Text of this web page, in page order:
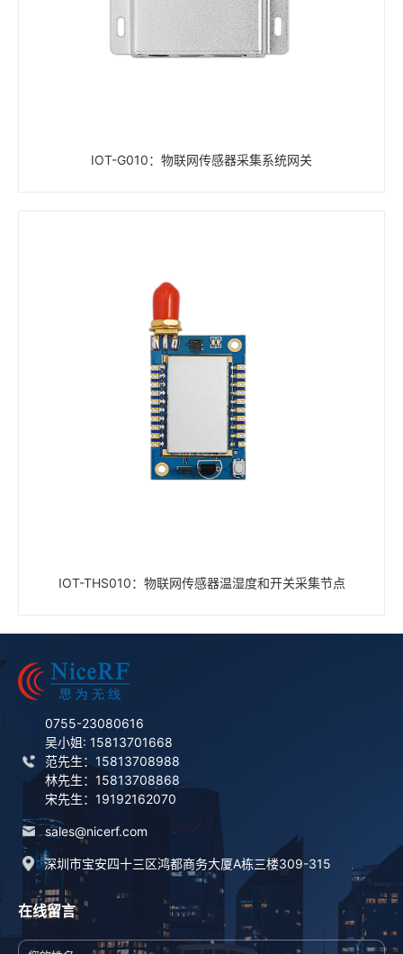
IOT-G010：物联网传感器采集系统网关
IOT-THS010：物联网传感器温湿度和开关采集节点
0755-23080616
吴小姐: 15813701668
范先生：15813708988
林先生：15813708868
宋先生：19192162070
sales@nicerf.com
深圳市宝安四十三区鸿都商务大厦A栋三楼309-315
在线留言